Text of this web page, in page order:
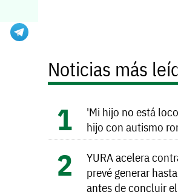
Noticias más
'Mi hijo no está
hijo con autismo
YURA acelera
prevé generar
antes de concluir